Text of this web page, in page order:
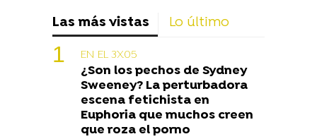
Las más vistas Lo último
EN EL 3X05
¿Son los pechos de Sydney
Sweeney? La perturbadora
escena fetichista en
Euphoria que muchos creen
que roza el porno